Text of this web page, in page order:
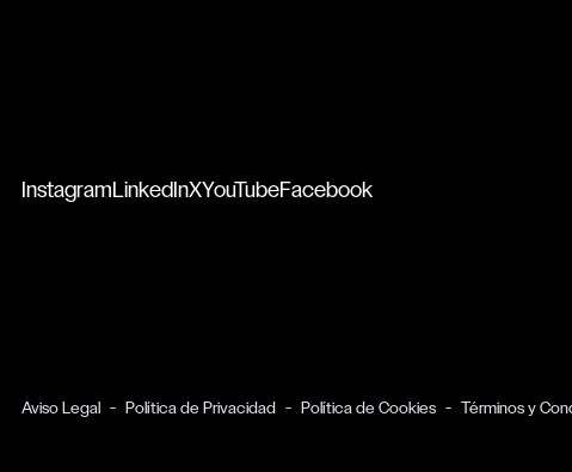
Instagram LinkedInXYouTubeFacebook
Aviso Legal Política de Privacidad Política de Cookies Términos y